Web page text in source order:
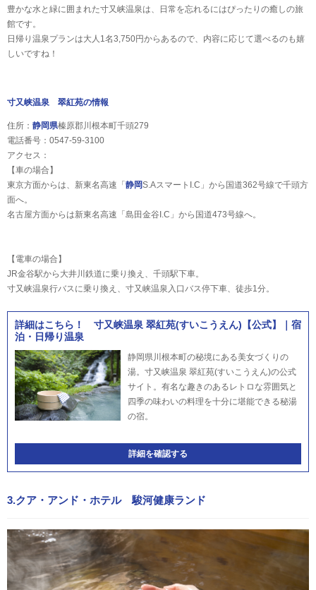
豊かな水と緑に囲まれた寸又峡温泉は、日常を忘れるにはぴったりの癒しの旅
館です。
日帰り温泉プランは大人1名3,750円からあるので、内容に応じて選べるのも嬉
しいですね！
寸又峡温泉 翠紅苑の情報
住所： 静岡県榛原郡川根本町千頭279
電話番号：0547-59-3100
アクセス：
【車の場合】
東京方面からは、新東名高速「静岡S.AスマートI.C」から国道362号線で千頭方
面へ。
名古屋方面からは新東名高速「島田金谷I.C」から国道473号線へ。
【電車の場合】
JR金谷駅から大井川鉄道に乗り換え、千頭駅下車。
寸又峡温泉行バスに乗り換え、寸又峡温泉入口バス停下車、徒歩1分。
詳細はこちら！ 寸又峡温泉 翠紅苑(すいこうえん)【公式】｜宿
泊・日帰り温泉
静岡県川根本町の秘境にある美女づくりの
湯。寸又峡温泉 翠紅苑(すいこうえん)の公式
サイト。有名な趣きのあるレトロな雰囲気と
四季の味わいの料理を十分に堪能できる秘湯
の宿。
詳細を確認する
3.クア・アンド・ホテル 駿河健康ランド